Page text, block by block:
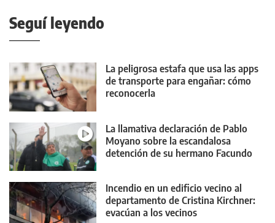
Seguí leyendo
La peligrosa estafa que usa las apps
de transporte para engañar: cómo
reconocerla
La llamativa declaración de Pablo
Moyano sobre la escandalosa
detención de su hermano Facundo
Incendio en un edificio vecino al
departamento de Cristina Kirchner:
evacúan a los vecinos